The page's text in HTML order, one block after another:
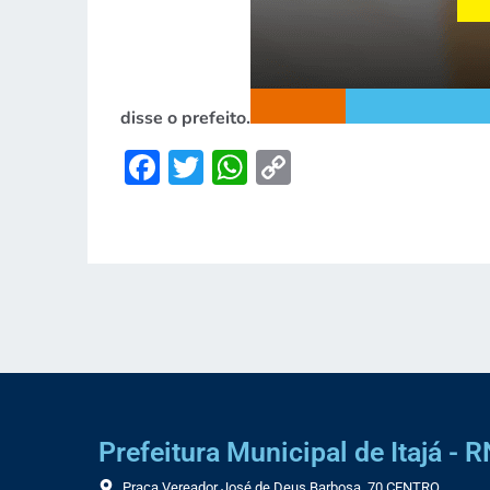
disse o prefeito.
Facebook
TwitterWhatsApp
Copy
Prefeitura Municipal de Itajá -